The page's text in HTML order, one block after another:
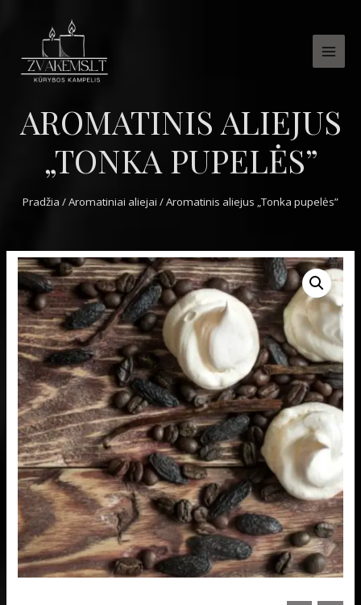
AROMATINIS ALIEJUS
„TONKA PUPELĖS”
Pradžia /Aromatiniai aliejai / Aromatinis aliejus „Tonka pupelės”